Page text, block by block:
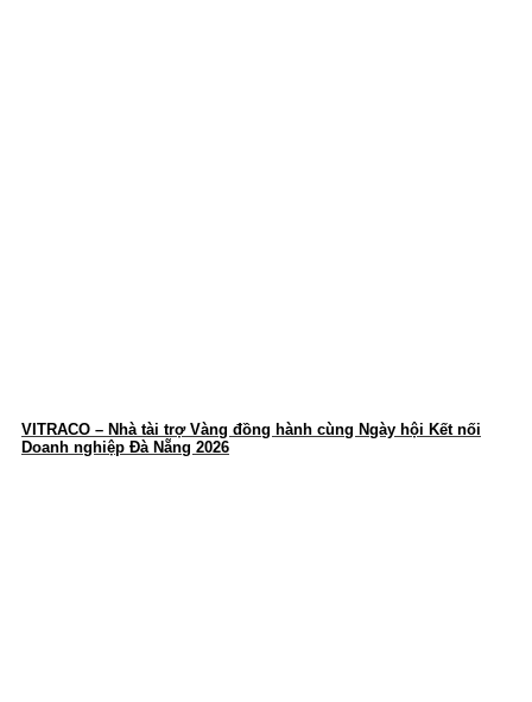
VITRACO – Nhà tài trợ Vàng đồng hành cùng Ngày hội Kết nối
Doanh nghiệp Đà Nẵng 2026